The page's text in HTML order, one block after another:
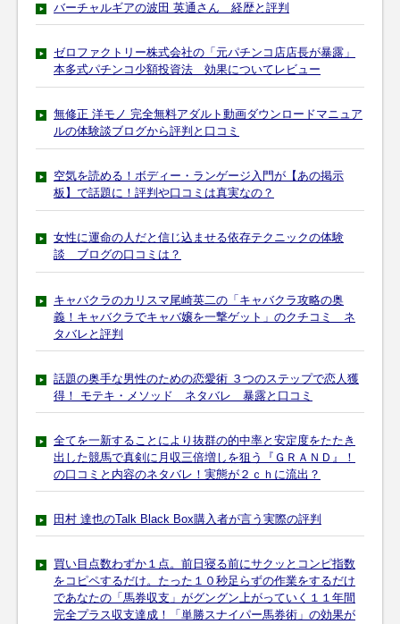
バーチャルギアの波田 英通さん 経歴と評判
ゼロファクトリー株式会社の「元パチンコ店店長が暴露」
本多式パチンコ少額投資法 効果についてレビュー
無修正 洋モノ 完全無料アダルト動画ダウンロードマニュア
ルの体験談ブログから評判と口コミ
空気を読める！ボディー・ランゲージ入門が【あの掲示
板】で話題に！評判や口コミは真実なの？
女性に運命の人だと信じ込ませる依存テクニックの体験
談 ブログの口コミは？
キャバクラのカリスマ尾崎英二の「キャバクラ攻略の奥
義！キャバクラでキャバ嬢を一撃ゲット」のクチコミ ネ
タバレと評判
話題の奥手な男性のための恋愛術 ３つのステップで恋人獲
得！ モテキ・メソッド ネタバレ 暴露と口コミ
全てを一新することにより抜群の的中率と安定度をたたき
出した競馬で真剣に月収三倍増しを狙う『ＧＲＡＮＤ』！
の口コミと内容のネタバレ！実態が２ｃｈに流出？
田村 達也のTalk Black Box購入者が言う実際の評判
買い目点数わずか１点。前日寝る前にサクッとコンピ指数
をコピペするだけ。たった１０秒足らずの作業をするだけ
であなたの「馬券収支」がグングン上がっていく１１年間
完全プラス収支達成！「単勝スナイパー馬券術」の効果が